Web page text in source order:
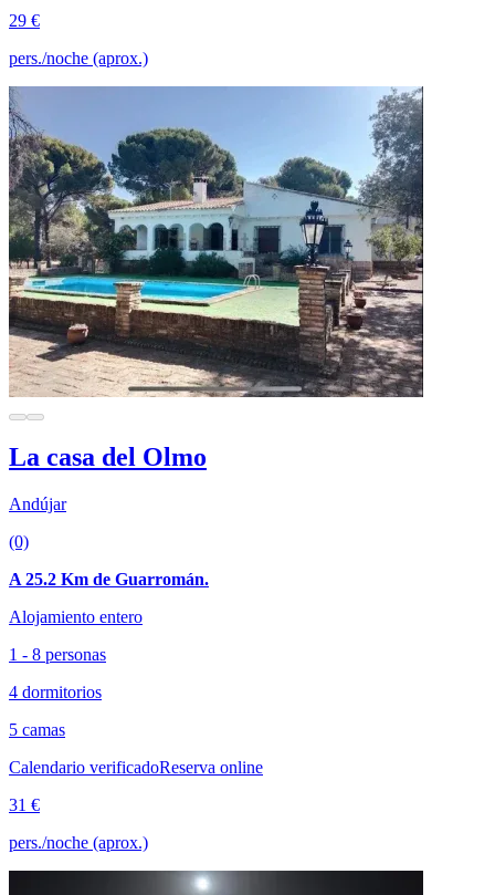
29 €
pers./noche (aprox.)
La casa del Olmo
Andújar
(0)
A 25.2 Km de Guarromán.
Alojamiento entero
1 - 8 personas
4 dormitorios
5 camas
Calendario verificadoReserva online
31 €
pers./noche (aprox.)